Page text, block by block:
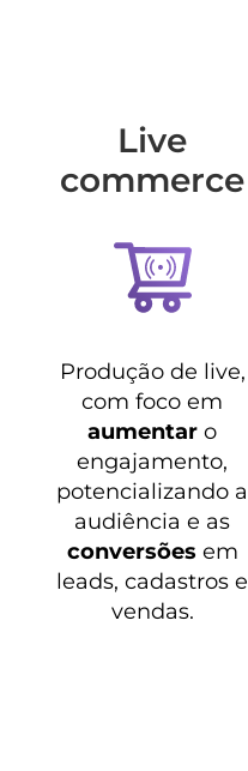
Live
commerce
Produção de live,
com foco em
aumentar o
engajamento,
potencializando a
audiência e as
conversões em
leads, cadastros e
vendas.